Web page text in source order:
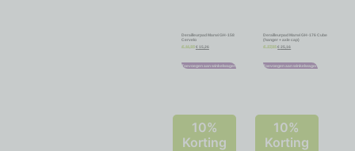
Derailleurpad Marwi GH-158
Cervelo
16,95 €15,26
Toevoegen aan winkelwagen
Derailleurpad Marwi GH-176 Cube
(hanger + axle cap)
€27,95 €25,16
Toevoegen aan winkelwagen
10%
Korting
10%
Korting